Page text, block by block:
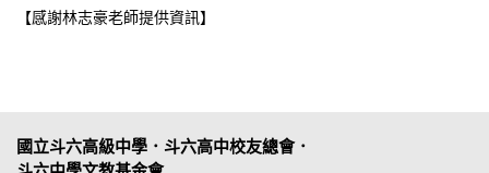
【感謝林志豪老師提供資訊】
國立斗六高級中學．斗六高中校友總會．